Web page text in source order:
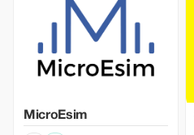
MicroEsim